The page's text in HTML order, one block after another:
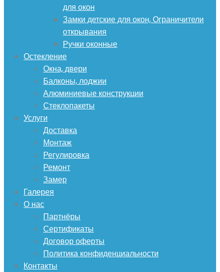
для окон
Замки детские для окон, Ограничители
открывания
Ручки оконные
Остекление
Окна, двери
Балконы, лоджии
Алюминиевые конструкции
Стеклопакеты
Услуги
Доставка
Монтаж
Регулировка
Ремонт
Замер
Галерея
О нас
Партнёры
Сертификаты
Договор оферты
Политика конфиденциальности
Контакты